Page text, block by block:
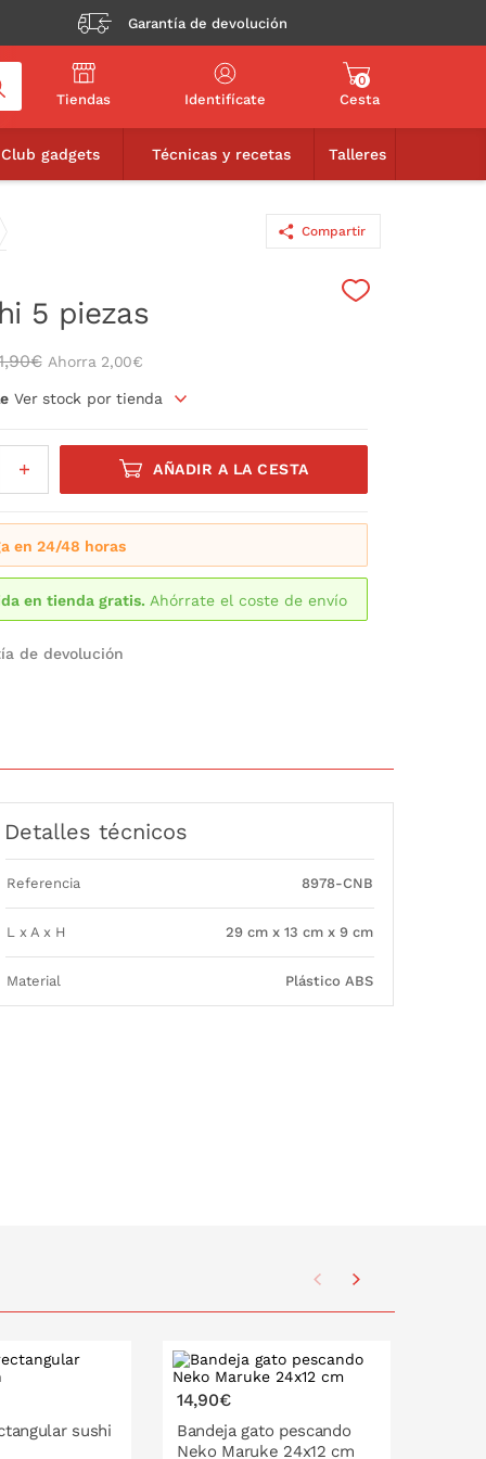
Garantía de devolución
Tiendas Identifícate
0
Cesta
Club gadgets Técnicas y recetas Talleres
5 piezas
Ahorra 2,00€
Ver stock por tienda
AÑADIR A LA CESTA
en 24/48 horas
en tienda gratis. Ahórrate el coste de envío
de devolución
Compartir
Detalles técnicos
Referencia 8978-CNB
L x A x H 29 cm x 13 cm x 9 cm
Material Plástico ABS
sushi
14,90€
Bandeja gato pescando
Neko Maruke 24x12 cm